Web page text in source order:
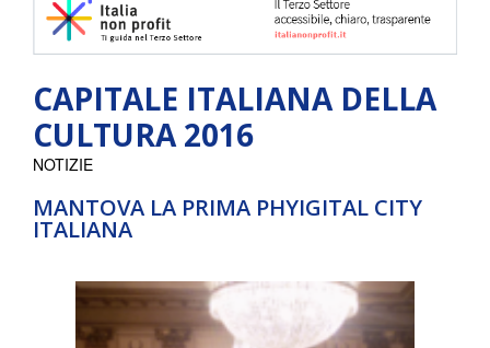
CAPITALE ITALIANA DELLA
CULTURA 2016
MANTOVA LA PRIMA PHYIGITAL CITY
ITALIANA
NOTIZIE